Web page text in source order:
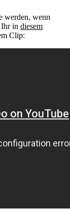
werden, wenn
in diesem
Clip: